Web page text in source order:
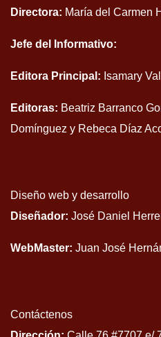
Directora: María del Carmen
Jefe del Informativo:
Editora Principal: Isamary
Editoras: Beatriz Barranco
Domínguez y Rebeca Díaz
Diseño web y desarrollo
Diseñador: José Daniel
WebMaster: Juan José
Contáctenos